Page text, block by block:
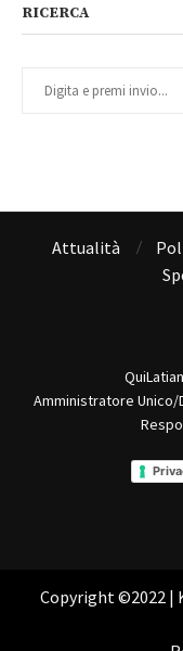
RICERCA
Attualità
Amministratore
Copyright ©2022 |